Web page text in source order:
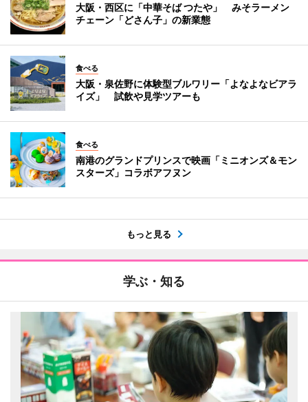
大阪・西区に「中華そば つたや」 みそラーメン
チェーン「どさん子」の新業態
食べる
大阪・泉佐野に体験型ブルワリー「よなよなビアラ
イズ」 試飲や見学ツアーも
食べる
南港のグランドプリンスで映画「ミニオンズ＆モン
スターズ」コラボアフヌン
もっと見る
学ぶ・知る